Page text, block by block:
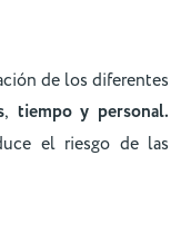
de los diferentes
, tiempo y personal.
el riesgo de las